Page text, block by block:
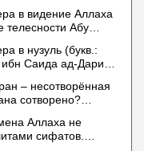
в видение Аллаха
Абу
– это слова,
в нузуль (букв.:
Саида ад-Дарими
– несотворённая
сотворено?
Аллаха не
сифатов.